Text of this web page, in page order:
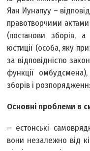
Яан Иунапуу –
правотворчими
(постанови зборів,
юстиції (особа, яку
за відповідністю
функції
зборів і
Основні проблеми в
– естонські
вони незалежно від